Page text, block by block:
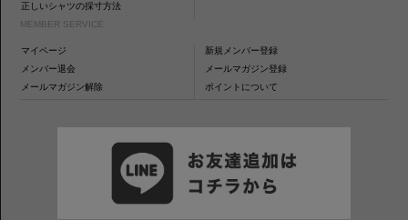
正しいシャツの採寸方法
MEMBER SERVICE
マイページ
新規メンバー登録
メンバー退会
メールマガジン登録
メールマガジン解除
ポイントについて